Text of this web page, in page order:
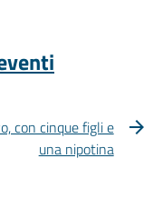
con cinque figli e
una nipotina